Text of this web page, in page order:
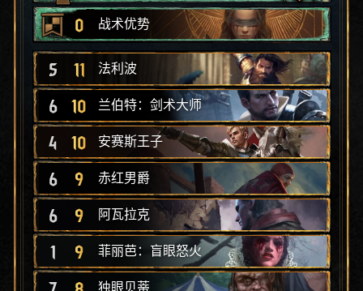
0 战术优势
5 11 法利波
6 10 兰伯特：剑术大师
4 10 安赛斯王子
6 9 赤红男爵
6 9 阿瓦拉克
1 9 菲丽芭：盲眼怒火
独眼贝蒂